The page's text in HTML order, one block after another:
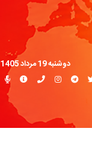
دوشنبه 19 مرداد 1405